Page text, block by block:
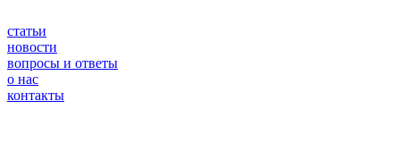
статьи
новости
вопросы и ответы
о нас
контакты